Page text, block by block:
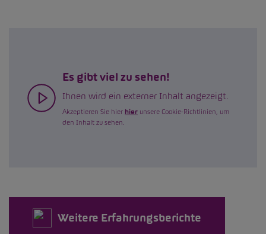
Es gibt viel zu sehen!
Ihnen wird ein externer Inhalt angezeigt.
Akzeptieren Sie hier hier unsere Cookie-Richtlinien, um
den Inhalt zu sehen.
Weitere Erfahrungsberichte